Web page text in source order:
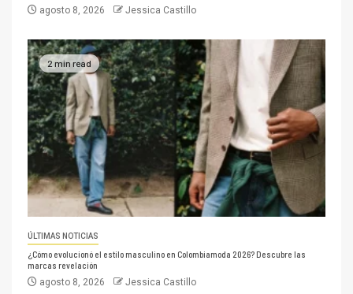
agosto 8, 2026 Jessica Castillo
2 min read
ÚLTIMAS NOTICIAS
¿Cómo evolucionó el estilo masculino en Colombiamoda 2026? Descubre las
marcas revelación
agosto 8, 2026 Jessica Castillo